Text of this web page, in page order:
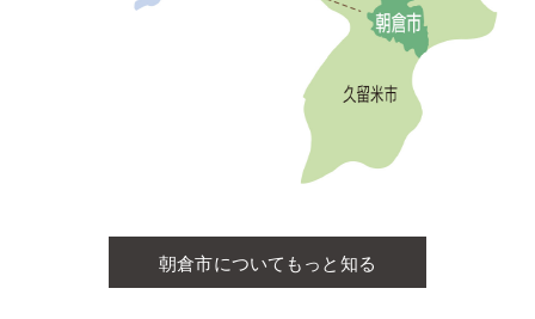
朝倉市についてもっと知る